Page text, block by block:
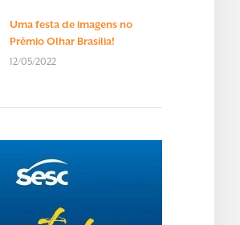
Uma festa de imagens no
Prêmio Olhar Brasília!
12/05/2022